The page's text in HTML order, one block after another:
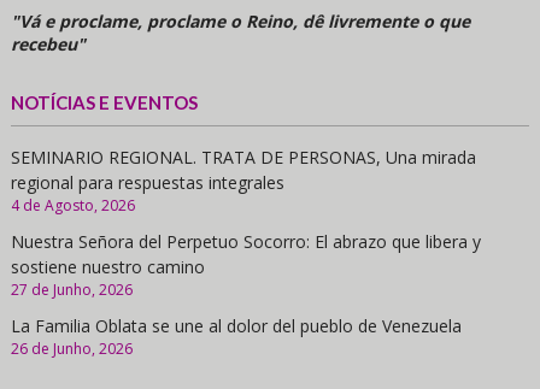
"Vá e proclame, proclame o Reino, dê livremente o que
recebeu"
NOTÍCIAS E EVENTOS
SEMINARIO REGIONAL. TRATA DE PERSONAS, Una mirada
regional para respuestas integrales
4 de Agosto, 2026
Nuestra Señora del Perpetuo Socorro: El abrazo que libera y
sostiene nuestro camino
27 de Junho, 2026
La Familia Oblata se une al dolor del pueblo de Venezuela
26 de Junho, 2026